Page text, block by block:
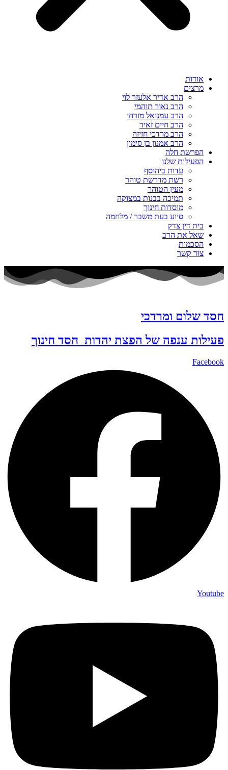
אודות
מרצים
הרב אדיר אלעזר לוי
הרב נאור תוהמי
הרב עמנואל מזרחי
הרב חיים זאיד
הרב מרדכי חזיזה
הרב אמנון בן סימון
הפרשת חלה
הפעילות שלנו
עדות ביהוסף
רשת מדרשת טוהר
מעין הטוהר
תמיכה בבנות במצוקה
מוסדות חינוך
סיוע בעת משבר / מלחמה
בית דין צדק
שאל את הרב
הסכמות
צור קשר
חסד שלום ומרדכי
פעילות ענפה של הפצת יהדות חסד חינוך
Facebook
Youtube